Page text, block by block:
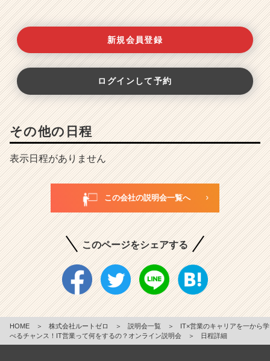
新規会員登録
ログインして予約
その他の日程
表示日程がありません
この会社の説明会一覧へ
このページをシェアする
HOME ＞ 株式会社ルートゼロ ＞ 説明会一覧 ＞
IT×営業のキャリアを一から学
べるチャンス！IT営業って何をするの？オンライン説明会
＞ 日程詳細